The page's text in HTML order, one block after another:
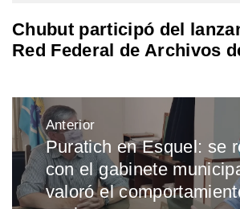
Chubut participó del
Red Federal de Archivos
Navegación
de
entradas
Anterior
Entrada
anterior:
Puratich en Esquel: se
con el gabinete
valoró el